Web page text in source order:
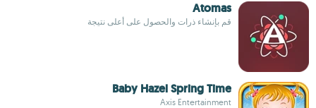
Atomas
قم بإنشاء ذرات والحصول على أعلى نتيجة
Baby Hazel Spring Time
Axis Entertainment